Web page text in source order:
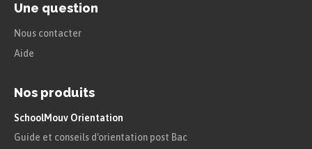
Une question
Nous contacter
Aide
Nos produits
SchoolMouv Orientation
Guide et conseils d'orientation post Bac